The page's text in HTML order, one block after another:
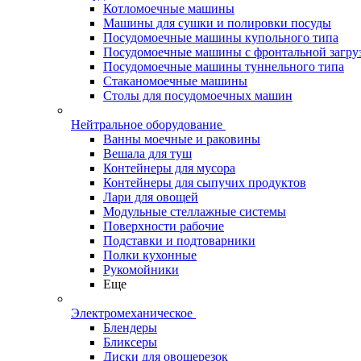
Котломоечные машины
Машины для сушки и полировки посуды
Посудомоечные машины купольного типа
Посудомоечные машины с фронтальной
Посудомоечные машины туннельного типа
Стаканомоечные машины
Столы для посудомоечных машин
Нейтральное оборудование
Ванны моечные и раковины
Вешала для туш
Контейнеры для мусора
Контейнеры для сыпучих продуктов
Лари для овощей
Модульные стеллажные системы
Поверхности рабочие
Подставки и подтоварники
Полки кухонные
Рукомойники
Еще
Электромеханическое
Блендеры
Бликсеры
Диски для овощерезок